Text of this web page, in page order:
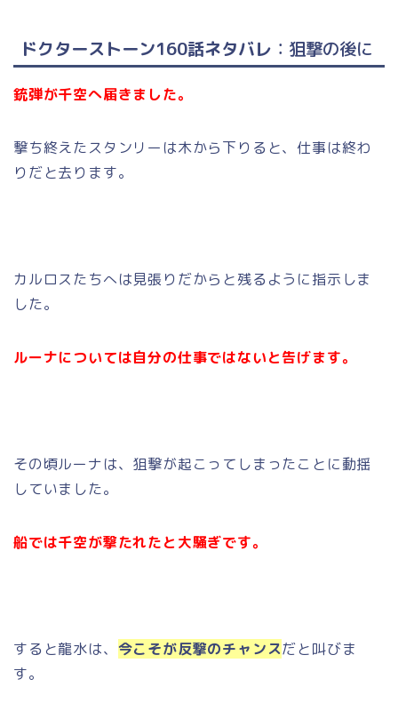
ドクターストーン160話ネタバレ ：狙撃の後に
銃弾が千空へ届きました。
撃ち終えたスタンリーは木から下りると、仕事は終わ
りだと去ります。
カルロスたちへは見張りだからと残るように指示しま
した。
ルーナについては自分の仕事ではないと告げます。
その頃ルーナは、狙撃が起こってしまったことに動揺
していました。
船では千空が撃たれたと大騒ぎです。
すると龍水は、 今こそが反撃のチャンスだと叫びま
す。